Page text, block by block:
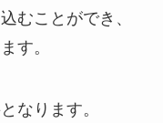
むことができ、
す。
なります。